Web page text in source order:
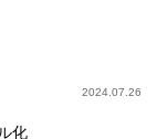
2024.07.26
化